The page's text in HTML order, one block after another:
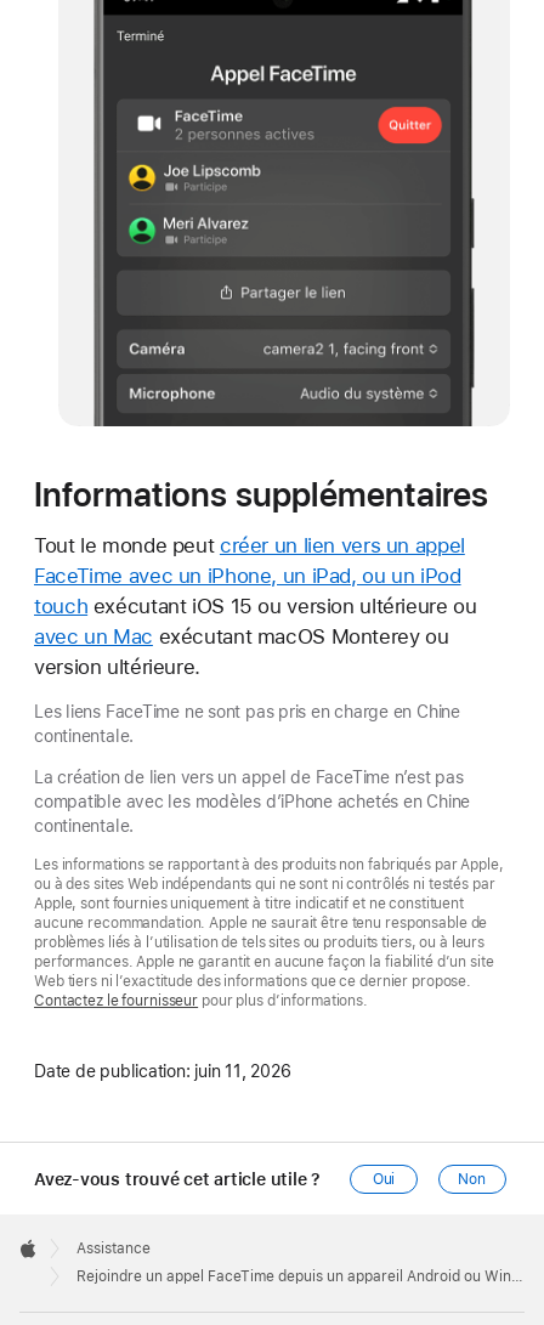
Informations supplémentaires
Tout le monde peut créer un lien vers un appel
FaceTime avec un iPhone, un iPad, ou un iPod
touch exécutant iOS 15 ou version ultérieure ou
avec un Mac exécutant macOS Monterey ou
version ultérieure.
Les liens FaceTime ne sont pas pris en charge en Chine
continentale.
La création de lien vers un appel de FaceTime n’est pas
compatible avec les modèles d’iPhone achetés en Chine
continentale.
Les informations se rapportant à des produits non fabriqués par Apple,
ou à des sites Web indépendants qui ne sont ni contrôlés ni testés par
Apple, sont fournies uniquement à titre indicatif et ne constituent
aucune recommandation. Apple ne saurait être tenu responsable de
problèmes liés à l’utilisation de tels sites ou produits tiers, ou à leurs
performances. Apple ne garantit en aucune façon la fiabilité d’un site
Web tiers ni l’exactitude des informations que ce dernier propose.
Contactez le fournisseur pour plus d’informations.
Date de publication: juin 11, 2026
Avez-vous trouvé cet article utile ? Oui Non
Footer

Apple
Assistance
Rejoindre un appel FaceTime depuis un appareil Android ou Windows